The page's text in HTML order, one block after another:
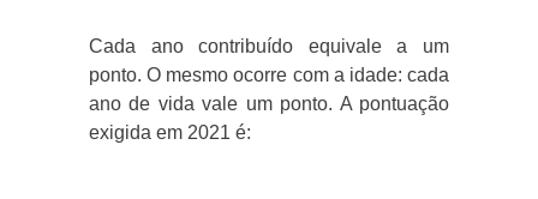
Cada ano contribuído equivale a um
ponto. O mesmo ocorre com a idade: cada
ano de vida vale um ponto. A pontuação
exigida em 2021 é: